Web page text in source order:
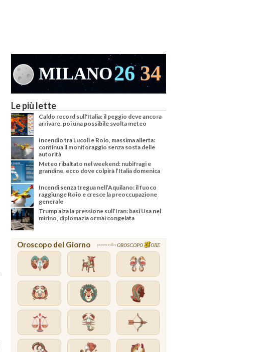
MILANO26 34
Le più lette
Caldo record sull'Italia: il peggio deve ancora
arrivare, poi una possibile svolta meteo
Incendio tra Lucoli e Roio, massima allerta:
continua il monitoraggio senza sosta delle
autorità
Meteo ribaltato nel weekend: nubifragi e
grandine, ecco dove colpirà l’Italia domenica
Incendi senza tregua nell’Aquilano: il fuoco
raggiunge Roio e cresce la preoccupazione
generale
Trump alza la pressione sull’Iran: basi Usa nel
mirino, diplomazia ormai congelata
Oroscopo del Giorno powered byOROSCOPO ORE